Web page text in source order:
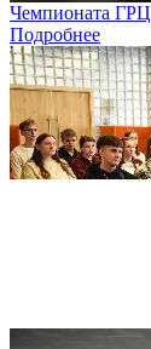
Чемпионата ГРЦ
Подробнее